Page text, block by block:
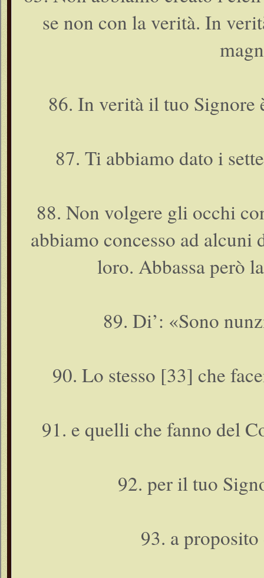
se non con la verità. In
86. In verità il tuo Signore
87. Ti abbiamo dato i
88. Non volgere gli occhi
abbiamo concesso ad
loro. Abbassa però
89. Di’: «Sono
90. Lo stesso [33] che
91. e quelli che fanno del
92. per il tuo
93. a